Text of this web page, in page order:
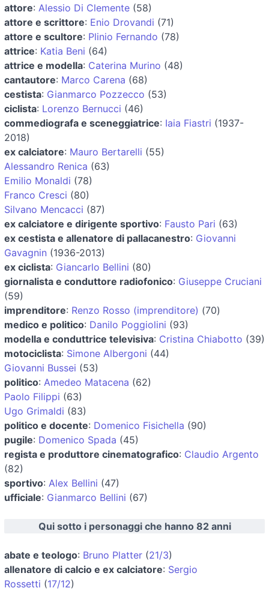
attore: Alessio Di Clemente (58)
attore e scrittore: Enio Drovandi (71)
attore e scultore: Plinio Fernando (78)
attrice: Katia Beni (64)
attrice e modella: Caterina Murino (48)
cantautore: Marco Carena (68)
cestista: Gianmarco Pozzecco (53)
ciclista: Lorenzo Bernucci (46)
commediografa e sceneggiatrice: Iaia Fiastri (1937-
2018)
ex calciatore: Mauro Bertarelli (55)
Alessandro Renica (63)
Emilio Monaldi (78)
Franco Cresci (80)
Silvano Mencacci (87)
ex calciatore e dirigente sportivo: Fausto Pari (63)
ex cestista e allenatore di pallacanestro: Giovanni
Gavagnin (1936-2013)
ex ciclista: Giancarlo Bellini (80)
giornalista e conduttore radiofonico: Giuseppe Cruciani
(59)
imprenditore: Renzo Rosso (imprenditore) (70)
medico e politico: Danilo Poggiolini (93)
modella e conduttrice televisiva: Cristina Chiabotto (39)
motociclista: Simone Albergoni (44)
Giovanni Bussei (53)
politico: Amedeo Matacena (62)
Paolo Filippi (63)
Ugo Grimaldi (83)
politico e docente: Domenico Fisichella (90)
pugile: Domenico Spada (45)
regista e produttore cinematografico: Claudio Argento
(82)
sportivo: Alex Bellini (47)
ufficiale: Gianmarco Bellini (67)
Qui sotto i personaggi che hanno 82 anni
abate e teologo: Bruno Platter (21/3)
allenatore di calcio e ex calciatore: Sergio
Rossetti (17/12)